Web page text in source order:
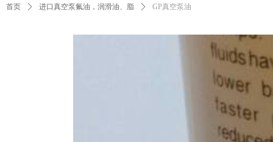
首页 ꄲ 进口真空泵氟油，润滑油、脂 ꄲ GP真空泵油